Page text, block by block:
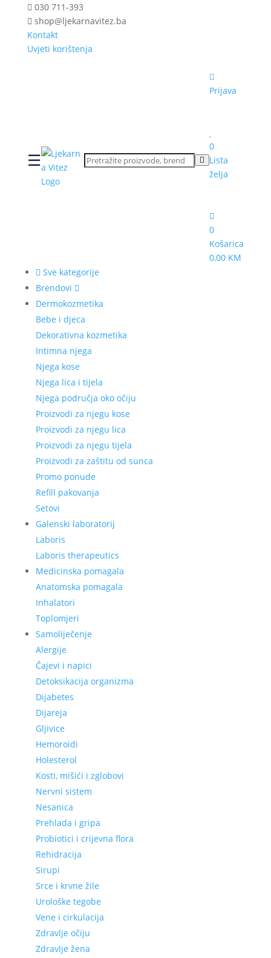
030 711-393
shop@ljekarnavitez.ba
Kontakt
Uvjeti korištenja
☰
Prijava
0
Lista
želja
0
Košarica
0,00 KM
Sve kategorije
Brendovi
Dermokozmetika
Bebe i djeca
Dekorativna kozmetika
Intimna njega
Njega kose
Njega lica i tijela
Njega područja oko očiju
Proizvodi za njegu kose
Proizvodi za njegu lica
Proizvodi za njegu tijela
Proizvodi za zaštitu od sunca
Promo ponude
Refill pakovanja
Setovi
Galenski laboratorij
Laboris
Laboris therapeutics
Medicinska pomagala
Anatomska pomagala
Inhalatori
Toplomjeri
Samoliječenje
Alergije
Čajevi i napici
Detoksikacija organizma
Dijabetes
Dijareja
Gljivice
Hemoroidi
Holesterol
Kosti, mišići i zglobovi
Nervni sistem
Nesanica
Prehlada i gripa
Probiotici i crijevna flora
Rehidracija
Sirupi
Srce i krvne žile
Urološke tegobe
Vene i cirkulacija
Zdravlje očiju
Zdravlje žena